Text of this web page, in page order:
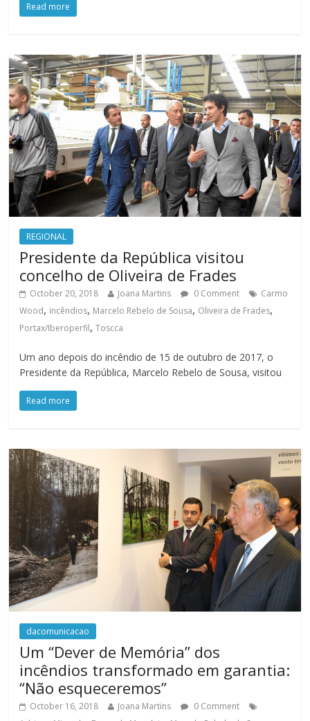
Read more
REGIONAL
Presidente da República visitou
concelho de Oliveira de Frades
October 20, 2018 Joana Martins 0 Comment
Carmo
Wood, incêndios, Marcelo Rebelo de Sousa, Oliveira de Frades,
Portax/Iberoperfil,Toscca
Um ano depois do incêndio de 15 de outubro de 2017, o
Presidente da República, Marcelo Rebelo de Sousa, visitou
Read more
dacomunicacao
Um “Dever de Memória” dos
incêndios transformado em garantia:
“Não esqueceremos”
October 16, 2018 Joana Martins
0 Comment